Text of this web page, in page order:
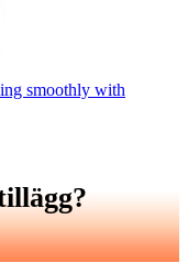
smoothly with